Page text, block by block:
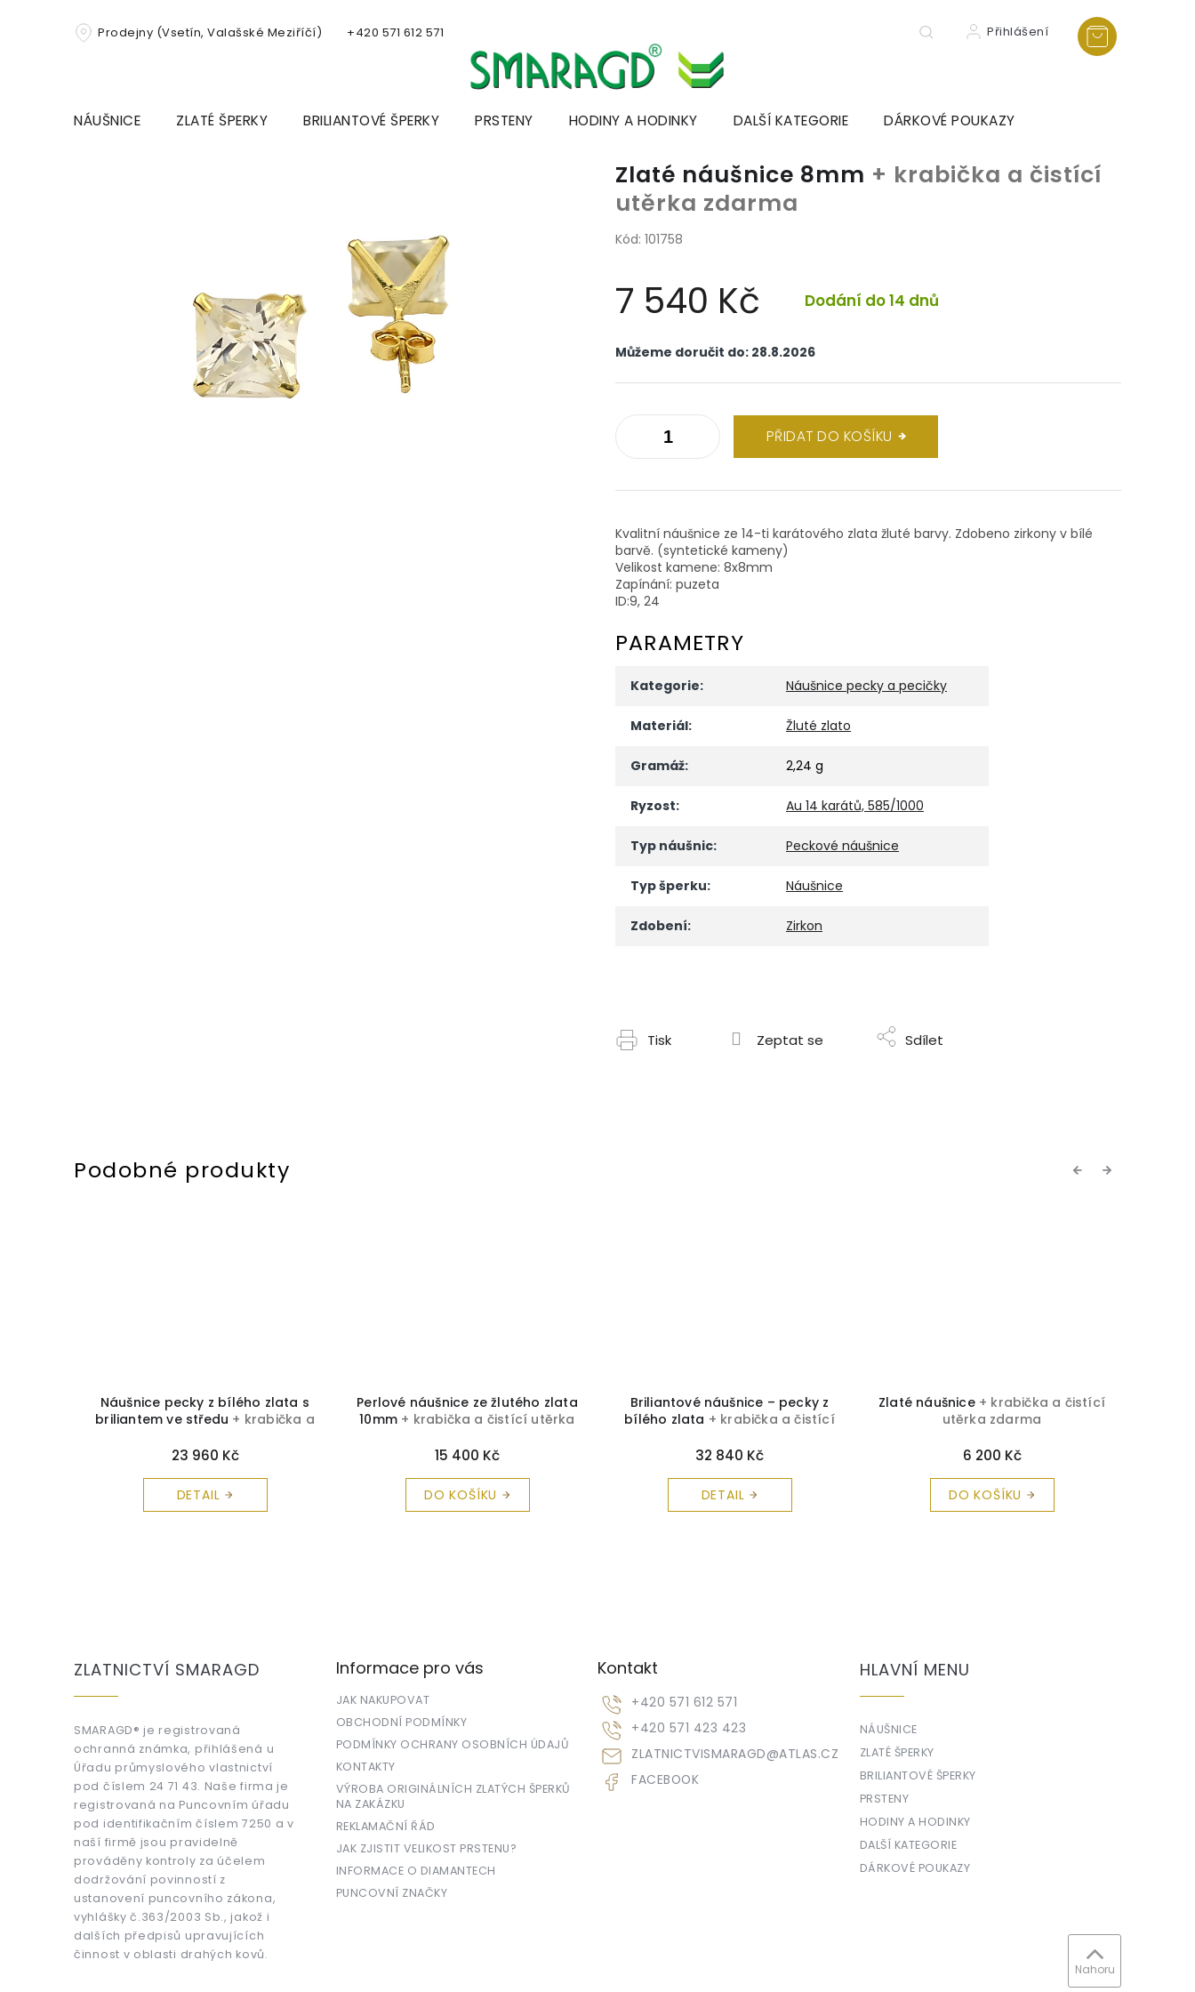
Prodejny (Vsetín, Valašské Meziříčí) +420 571 612 571 Přihlášení
NÁUŠNICE ZLATÉ ŠPERKY BRILIANTOVÉ ŠPERKY PRSTENY HODINY A HODINKY DALŠÍ KATEGORIE DÁRKOVÉ POUKAZY
Zlaté náušnice 8mm + krabička a čistící
utěrka zdarma
Kód: 101758
7 540 Kč Dodání do 14 dnů
cena:
Můžeme doručit do: 28.8.2026
PŘIDAT DO KOŠÍKU
Kvalitní náušnice ze 14-ti karátového zlata žluté barvy. Zdobeno zirkony v bílé
barvě. (syntetické kameny)
Velikost kamene: 8x8mm
Zapínání: puzeta
ID:9, 24
PARAMETRY
Kategorie: Náušnice pecky a pecičky
Materiál: Žluté zlato
Gramáž: 2,24 g
Ryzost: Au 14 karátů, 585/1000
Typ náušnic: Peckové náušnice
Typ šperku: Náušnice
Zdobení: Zirkon
Tisk Zeptat se Sdílet
Previous
Náušnice pecky z bílého zlata s
briliantem ve středu + krabička a
23 960 Kč
DETAIL
Perlové náušnice ze žlutého zlata
10mm + krabička a čistící utěrka
15 400 Kč
DO KOŠÍKU
Briliantové náušnice – pecky z
bílého zlata + krabička a čistící
32 840 Kč
DETAIL
Zlaté náušnice + krabička a čistící
utěrka zdarma
6 200 Kč
DO KOŠÍKU
Next
ZLATNICTVÍ SMARAGD
SMARAGD® je registrovaná
ochranná známka, přihlášená u
Úřadu průmyslového vlastnictví
pod číslem 24 71 43. Naše firma je
registrovaná na Puncovním úřadu
pod identifikačním číslem 7250 a v
naší firmě jsou pravidelně
prováděny kontroly za účelem
dodržování povinností z
ustanovení puncovního zákona,
vyhlášky č.363/2003 Sb., jakož i
dalších předpisů upravujících
činnost v oblasti drahých kovů.
Informace pro vás
JAK NAKUPOVAT
OBCHODNÍ PODMÍNKY
PODMÍNKY OCHRANY OSOBNÍCH ÚDAJŮ
KONTAKTY
VÝROBA ORIGINÁLNÍCH ZLATÝCH ŠPERKŮ
NA ZAKÁZKU
REKLAMAČNÍ ŘÁD
JAK ZJISTIT VELIKOST PRSTENU?
INFORMACE O DIAMANTECH
PUNCOVNÍ ZNAČKY
Kontakt
ZLATNICTVISMARAGD@ATLAS.CZ
+420 571 612 571
+420 571 423 423
FACEBOOK
HLAVNÍ MENU
NÁUŠNICE
ZLATÉ ŠPERKY
BRILIANTOVÉ ŠPERKY
PRSTENY
HODINY A HODINKY
DALŠÍ KATEGORIE
DÁRKOVÉ POUKAZY
Nahoru